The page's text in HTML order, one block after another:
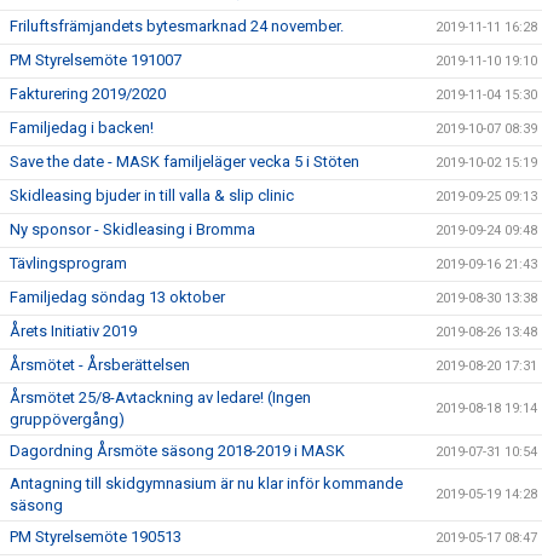
Friluftsfrämjandets bytesmarknad 24 november. 2019-11-11 16:28
PM Styrelsemöte 191007 2019-11-10 19:10
Fakturering 2019/2020 2019-11-04 15:30
Familjedag i backen! 2019-10-07 08:39
Save the date - MASK familjeläger vecka 5 i Stöten 2019-10-02 15:19
Skidleasing bjuder in till valla & slip clinic 2019-09-25 09:13
Ny sponsor - Skidleasing i Bromma 2019-09-24 09:48
Tävlingsprogram 2019-09-16 21:43
Familjedag söndag 13 oktober 2019-08-30 13:38
Årets Initiativ 2019 2019-08-26 13:48
Årsmötet - Årsberättelsen 2019-08-20 17:31
Årsmötet 25/8-Avtackning av ledare! (Ingen
gruppövergång)
2019-08-18 19:14
Dagordning Årsmöte säsong 2018-2019 i MASK 2019-07-31 10:54
Antagning till skidgymnasium är nu klar inför kommande
säsong
2019-05-19 14:28
PM Styrelsemöte 190513 2019-05-17 08:47